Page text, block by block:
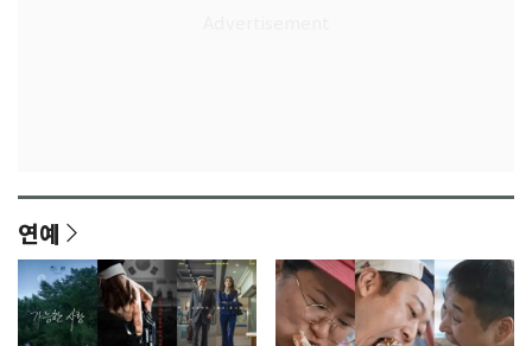
연예